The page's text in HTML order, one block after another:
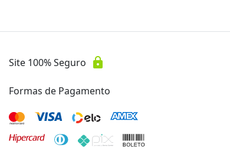
Site 100% Seguro lock
Formas de Pagamento